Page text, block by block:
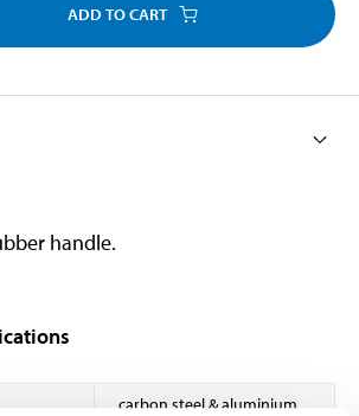
ADD TO CART
handle.
carbon steel & aluminium